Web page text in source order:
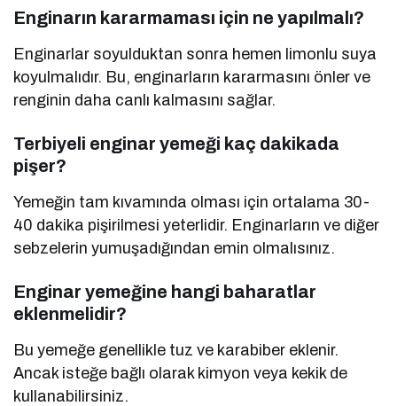
Enginarın kararmaması için ne yapılmalı?
Enginarlar soyulduktan sonra hemen limonlu suya
koyulmalıdır. Bu, enginarların kararmasını önler ve
renginin daha canlı kalmasını sağlar.
Terbiyeli enginar yemeği kaç dakikada
pişer?
Yemeğin tam kıvamında olması için ortalama 30-
40 dakika pişirilmesi yeterlidir. Enginarların ve diğer
sebzelerin yumuşadığından emin olmalısınız.
Enginar yemeğine hangi baharatlar
eklenmelidir?
Bu yemeğe genellikle tuz ve karabiber eklenir.
Ancak isteğe bağlı olarak kimyon veya kekik de
kullanabilirsiniz.